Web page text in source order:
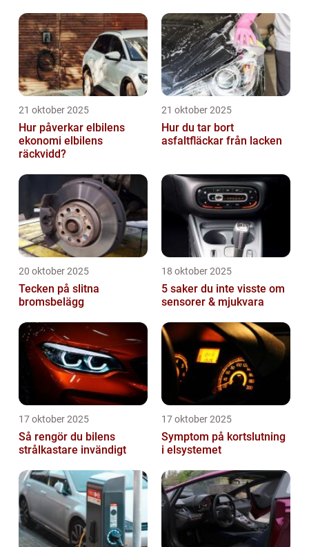
21 oktober 2025
Hur påverkar elbilens
ekonomi elbilens
räckvidd?
21 oktober 2025
Hur du tar bort
asfaltfläckar från lacken
20 oktober 2025
Tecken på slitna
bromsbelägg
18 oktober 2025
5 saker du inte visste om
sensorer & mjukvara
17 oktober 2025
Så rengör du bilens
strålkastare invändigt
17 oktober 2025
Symptom på kortslutning
i elsystemet